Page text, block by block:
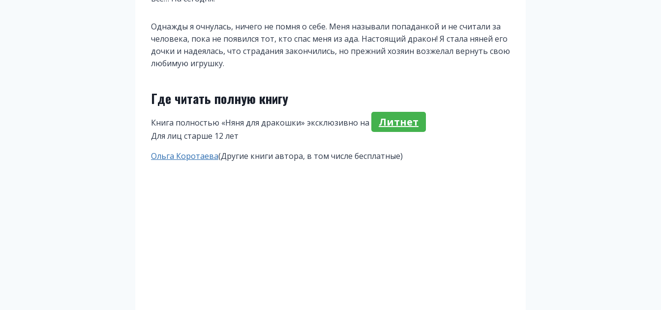
Однажды я очнулась, ничего не помня о себе. Меня называли попаданкой и не считали за
человека, пока не появился тот, кто спас меня из ада. Настоящий дракон! Я стала няней его
дочки и надеялась, что страдания закончились, но прежний хозяин возжелал вернуть свою
любимую игрушку.
Где читать полную книгу
Книга полностью «Няня для дракошки» эксклюзивно на Литнет
Для лиц старше 12 лет
Метки
Ольга Коротаева(Другие книги автора, в том числе бесплатные)